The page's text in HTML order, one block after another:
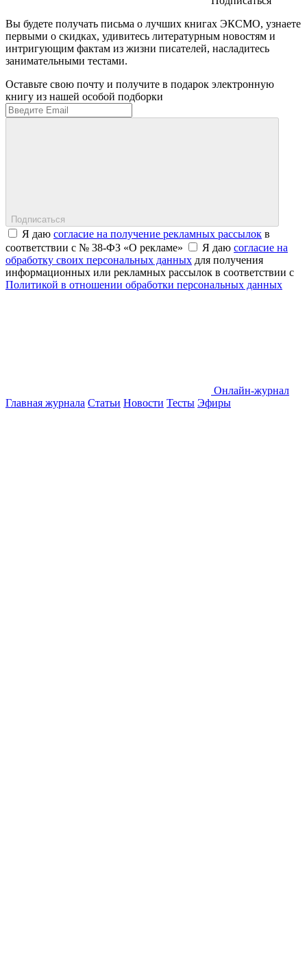
Вы будете получать письма о лучших книгах ЭКСМО, узнаете
первыми о скидках, удивитесь литературным новостям и
интригующим фактам из жизни писателей, насладитесь
занимательными тестами.
Оставьте свою почту и получите в подарок электронную
книгу из нашей особой подборки
Подписаться
Я даю согласие на получение рекламных рассылок в
соответствии с № 38-ФЗ «О рекламе»
Я даю согласие на
обработку своих персональных данных для получения
информационных или рекламных рассылок в соответствии с
Политикой в отношении обработки персональных данных
Онлайн-журнал
Главная журнала Статьи Новости Тесты Эфиры